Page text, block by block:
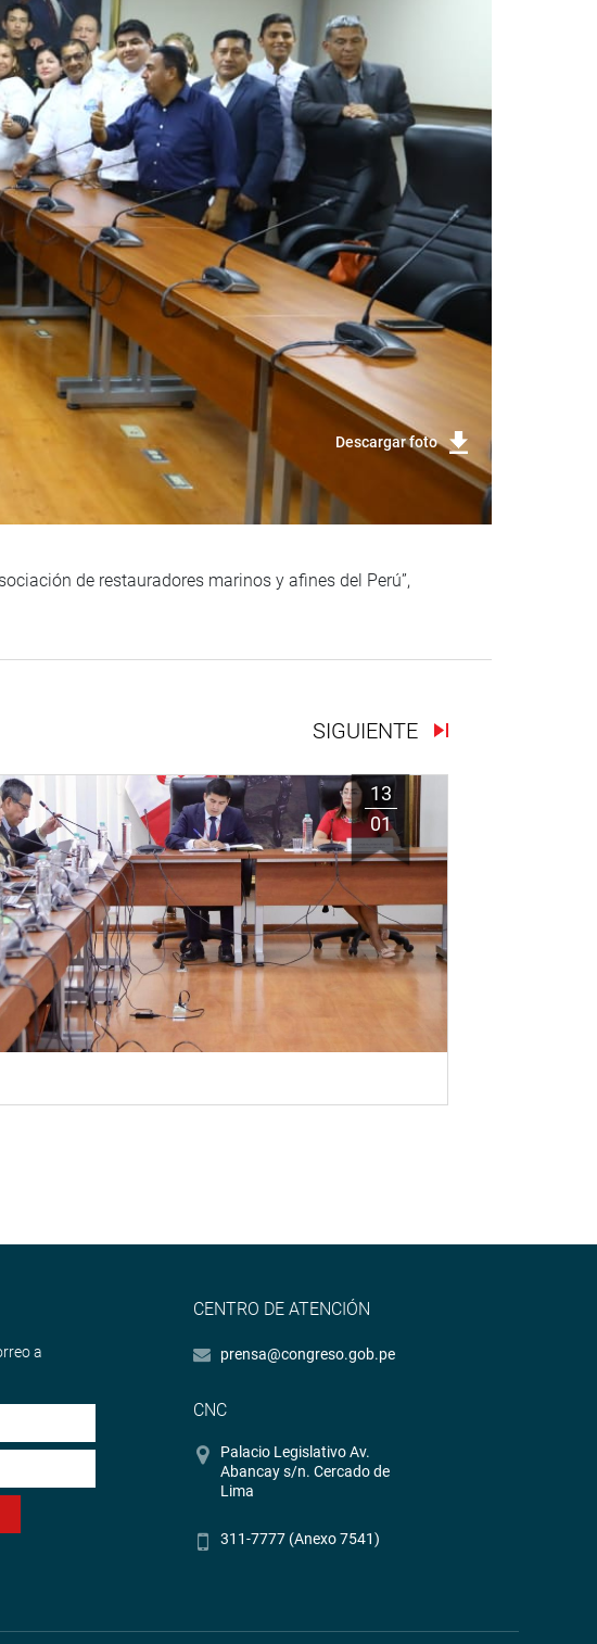
Descargar foto
de restauradores marinos y afines del Perú”,
SIGUIENTE
13
01
a
CENTRO DE ATENCIÓN
prensa@congreso.gob.pe
CNC
Palacio Legislativo Av.
Abancay s/n. Cercado de
Lima
311-7777 (Anexo 7541)